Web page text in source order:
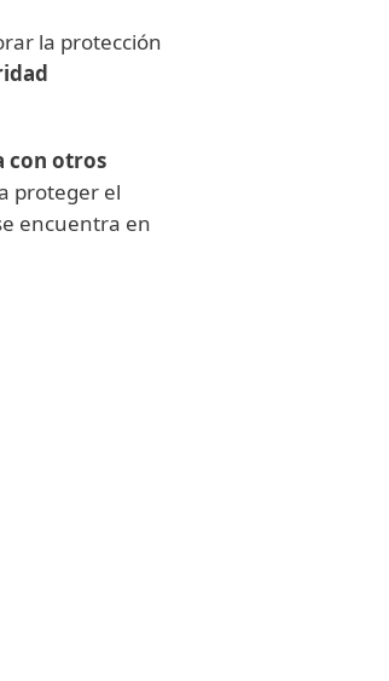
la protección
con otros
proteger el
encuentra en